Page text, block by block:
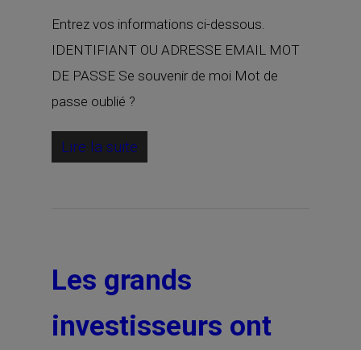
Entrez vos informations ci-dessous.
IDENTIFIANT OU ADRESSE EMAIL MOT
DE PASSE Se souvenir de moi Mot de
passe oublié ?
Lire la suite
Les grands
investisseurs ont